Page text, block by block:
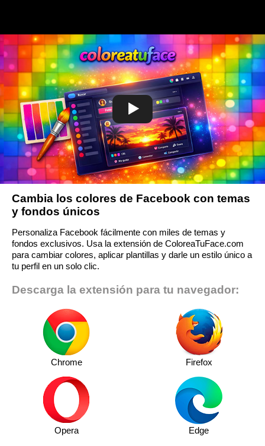
Cambia los colores de Facebook con temas
y fondos únicos
Personaliza Facebook fácilmente con miles de temas y
fondos exclusivos. Usa la extensión de ColoreaTuFace.com
para cambiar colores, aplicar plantillas y darle un estilo único a
tu perfil en un solo clic.
Descarga la extensión para tu navegador:
Chrome Firefox
Opera Edge